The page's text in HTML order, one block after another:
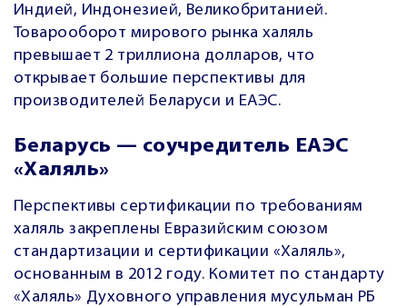
Индией, Индонезией, Великобританией.
Товарооборот мирового рынка халяль
превышает 2 триллиона долларов, что
открывает большие перспективы для
производителей Беларуси и ЕАЭС.
Беларусь — соучредитель ЕАЭС
«Халяль»
Перспективы сертификации по требованиям
халяль закреплены Евразийским союзом
стандартизации и сертификации «Халяль»,
основанным в 2012 году. Комитет по стандарту
«Халяль» Духовного управления мусульман РБ